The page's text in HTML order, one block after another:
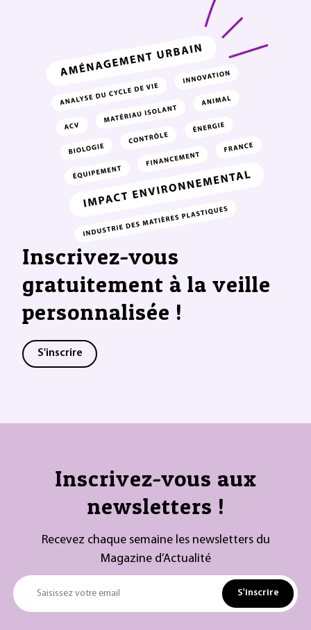
Inscrivez-vous
gratuitement à la veille
personnalisée !
S'inscrire
Inscrivez-vous aux
newsletters !
Recevez chaque semaine les newsletters du
Magazine d’Actualité
Saisissez votre email S'inscrire